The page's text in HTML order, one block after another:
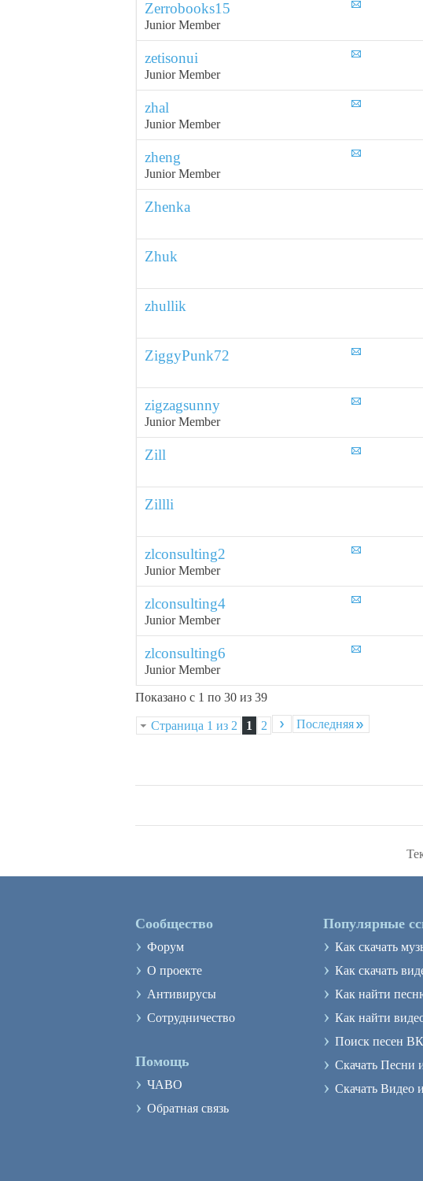
Zerrobooks15
Junior Member
zetisonui
Junior Member
zhal
Junior Member
zheng
Junior Member
Zhenka
Zhuk
zhullik
ZiggyPunk72
zigzagsunny
Junior Member
Zill
Zillli
zlconsulting2
Junior Member
zlconsulting4
Junior Member
zlconsulting6
Junior Member
Показано с 1 по 30 из 39
Страница 1 из 2 1 2 Последняя
Сообщество
› Форум
› О проекте
› Антивирусы
› Сотрудничество
Помощь
› ЧАВО
› Обратная связь
Популярные
› Как скачать
› Как скачать
› Как найти
› Как найти
› Поиск песен ВК
› Скачать Песни
› Скачать Видео